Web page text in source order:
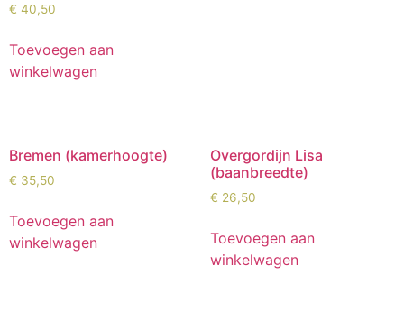
€ 40,50
Toevoegen aan
winkelwagen
Bremen (kamerhoogte)
€ 35,50
Toevoegen aan
winkelwagen
Overgordijn Lisa
(baanbreedte)
€ 26,50
Toevoegen aan
winkelwagen